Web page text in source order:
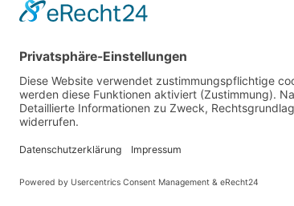
Kontakt
Walter Fenster + Türen
Theodor-Haubach-Str. 11
34132 Kassel
info@walter-fenster.de
©: Walter Fenster + Türen 2026